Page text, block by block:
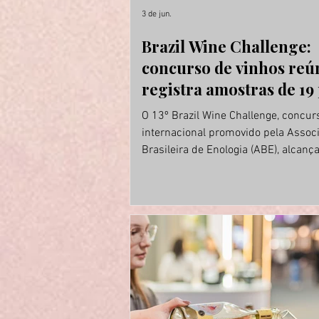
Brazil Wine Challenge:
concurso de vinhos
registra amostras de 19
O 13º Brazil Wine Challenge,
internacional promovido pela
Brasileira de Enologia (ABE),
19 países. Os números consolidam
trajetória de crescimento contínuo
que vem ampliando sua
cada edição e reforçando seu
entre os mais importantes
vinhos das Américas. Único concurso
realizado no Brasil com
3 de jun.